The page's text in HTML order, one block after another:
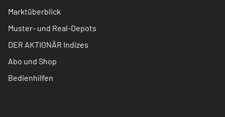
Marktüberblick
Muster- und Real-Depots
DER AKTIONÄR Indizes
Abo und Shop
Bedienhilfen